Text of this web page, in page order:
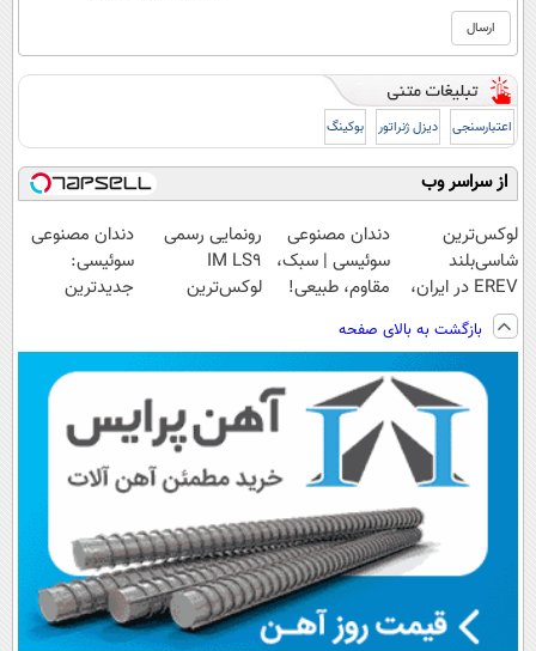
اعتبارسنجی دیزل ژنراتور بوکینگ
از سراسر وب
لوکس‌ترین
شاسی‌بلند
EREV در ایران،
توسط نیکا موتور
رونمایی شد!
دندان مصنوعی
سوئیسی | سبک،
مقاوم، طبیعی!
رایگان+پرداخت
اقساطی😍
رونمایی رسمی
IM LS9
لوکس‌ترین
دندان مصنوعی
سوئیسی:
جدیدترین
پرداخت قسطی
بازگشت به بالای صفحه